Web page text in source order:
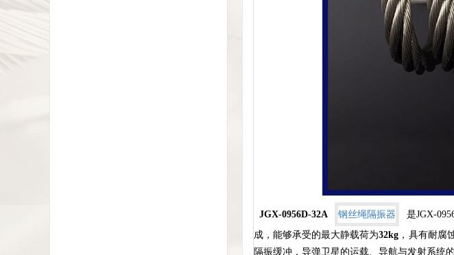
JGX-0956D-32A 钢丝绳隔振器 是JGX-
成，能够承受的最大静载荷为32kg ，具有耐腐
隔振缓冲，导弹卫星的运载、导航与发射系统